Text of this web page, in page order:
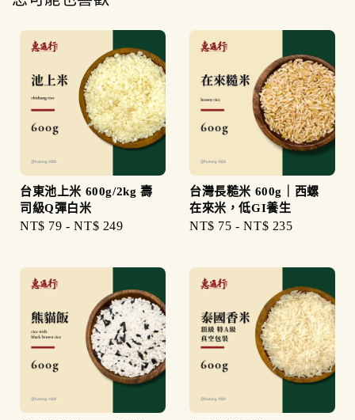
台東池上米 600g/2kg 壽
司級Q彈白米
Regular
NT$ 79 -NT$ 249
台灣長糙米 600g｜西螺
在來米，低GI養生
Regular
NT$ 75 -NT$ 235